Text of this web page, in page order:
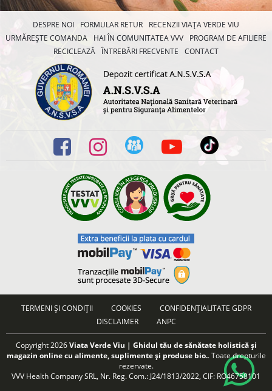
DESPRE NOI FORMULAR RETUR
RECENZII VIAȚA VERDE VIU
URMĂREȘTE COMANDA
HAI ÎN COMUNITATEA VVV
PROGRAM DE AFILIERE
RECICLEAZĂ ÎNTREBĂRI FRECVENTE CONTACT
TERMENI ȘI CONDIȚII COOKIES
CONFIDENȚIALITATE GDPR
DISCLAIMER
ANPC
Copyright 2026Viata Verde Viu | Ghidul tău de sănătate holistică și
magazin online cu alimente, suplimente și produse bio.. Toate drepturile
rezervate.
VVV Health Company SRL, Nr. Reg. Com.: J24/1813/2022, CIF: RO46758101